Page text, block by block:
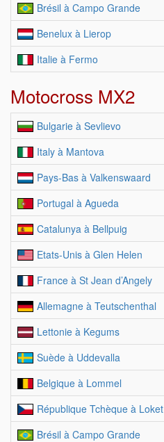
Brésil à Campo Grande
Benelux à Lierop
Italie à Fermo
Motocross MX2
Bulgarie à Sevlievo
Italy à Mantova
Pays-Bas à Valkenswaard
Portugal à Agueda
Catalunya à Bellpuig
Etats-Unis à Glen Helen
France à St Jean d’Angely
Allemagne à Teutschenthal
Lettonie à Kegums
Suède à Uddevalla
Belgique à Lommel
République Tchèque à Loket
Brésil à Campo Grande